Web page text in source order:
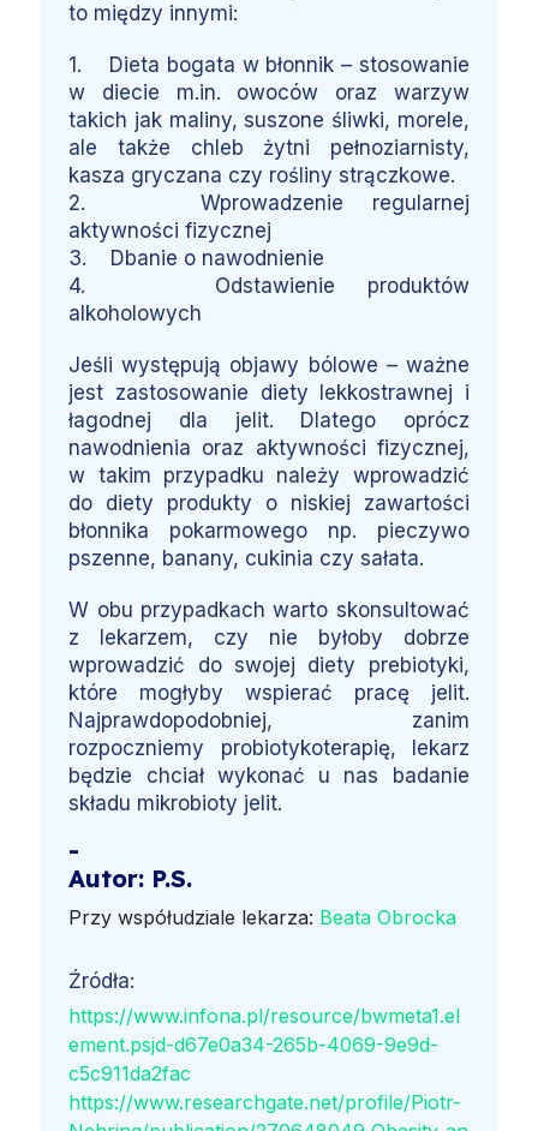
to między innymi:
1. Dieta bogata w błonnik – stosowanie
w diecie m.in. owoców oraz warzyw
takich jak maliny, suszone śliwki, morele,
ale także chleb żytni pełnoziarnisty,
kasza gryczana czy rośliny strączkowe.
2. Wprowadzenie regularnej
aktywności fizycznej
3. Dbanie o nawodnienie
4. Odstawienie produktów
alkoholowych
Jeśli występują objawy bólowe – ważne
jest zastosowanie diety lekkostrawnej i
łagodnej dla jelit. Dlatego oprócz
nawodnienia oraz aktywności fizycznej,
w takim przypadku należy wprowadzić
do diety produkty o niskiej zawartości
błonnika pokarmowego np. pieczywo
pszenne, banany, cukinia czy sałata.
W obu przypadkach warto skonsultować
z lekarzem, czy nie byłoby dobrze
wprowadzić do swojej diety prebiotyki,
które mogłyby wspierać pracę jelit.
Najprawdopodobniej, zanim
rozpoczniemy probiotykoterapię, lekarz
będzie chciał wykonać u nas badanie
składu mikrobioty jelit.
-
Autor: P.S.
Przy współudziale lekarza: Beata Obrocka
Źródła:
https://www.infona.pl/resource/bwmeta1.el
ement.psjd-d67e0a34-265b-4069-9e9d-
c5c911da2fac
https://www.researchgate.net/profile/Piotr-